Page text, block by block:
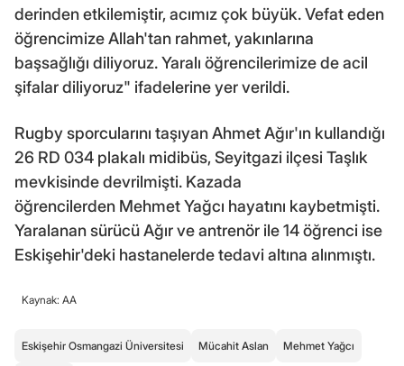
derinden etkilemiştir, acımız çok büyük. Vefat eden
öğrencimize Allah'tan rahmet, yakınlarına
başsağlığı diliyoruz. Yaralı öğrencilerimize de acil
şifalar diliyoruz" ifadelerine yer verildi.
Rugby sporcularını taşıyan Ahmet Ağır'ın kullandığı
26 RD 034 plakalı midibüs, Seyitgazi ilçesi Taşlık
mevkisinde devrilmişti. Kazada
öğrencilerden Mehmet Yağcı hayatını kaybetmişti.
Yaralanan sürücü Ağır ve antrenör ile 14 öğrenci ise
Eskişehir'deki hastanelerde tedavi altına alınmıştı.
Kaynak: AA
Eskişehir Osmangazi Üniversitesi Mücahit Aslan Mehmet Yağcı